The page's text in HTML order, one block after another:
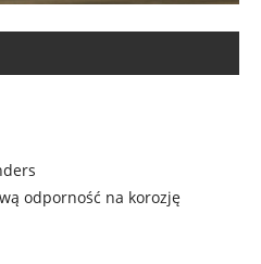
odporność na korozję